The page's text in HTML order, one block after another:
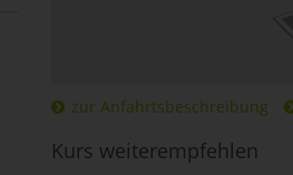
zur Anfahrtsbeschreibung
Kurs weiterempfehlen